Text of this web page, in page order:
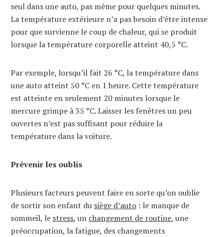
seul dans une auto, pas même pour quelques minutes.
La température extérieure n’a pas besoin d’être intense
pour que survienne le coup de chaleur, qui se produit
lorsque la température corporelle atteint 40,5 °C.
Par exemple, lorsqu’il fait 26 °C, la température dans
une auto atteint 50 °C en 1 heure. Cette température
est atteinte en seulement 20 minutes lorsque le
mercure grimpe à 35 °C. Laisser les fenêtres un peu
ouvertes n’est pas suffisant pour réduire la
température dans la voiture.
Prévenir les oublis
Plusieurs facteurs peuvent faire en sorte qu’on oublie
de sortir son enfant du siège d’auto : le manque de
sommeil, le stress, un changement de routine, une
préoccupation, la fatigue, des changements